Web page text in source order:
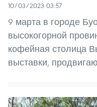
10/03/2023 03:57
9 марта в городе
высокогорной
кофейная столица
выставки,